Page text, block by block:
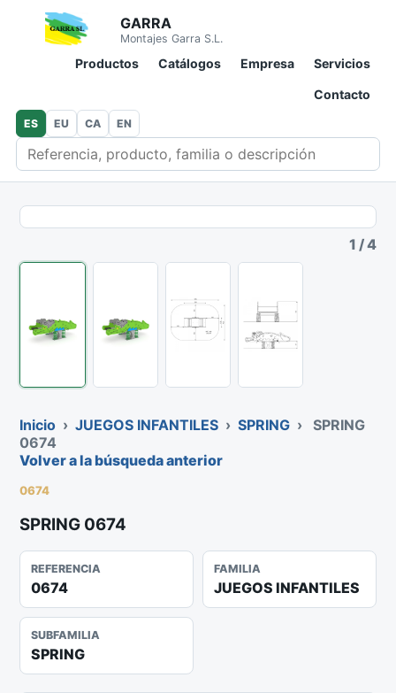
GARRA
Montajes Garra S.L.
Productos Catálogos Empresa Servicios
Contacto
Buscar en catálogo
ES EU CA EN
1 /4
Inicio › JUEGOS INFANTILES › SPRING ›
SPRING
0674
Volver a la búsqueda anterior
0674
SPRING 0674
REFERENCIA
0674
FAMILIA
JUEGOS INFANTILES
SUBFAMILIA
SPRING